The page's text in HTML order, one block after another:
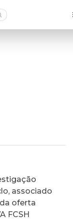
associado
oferta
FCSH